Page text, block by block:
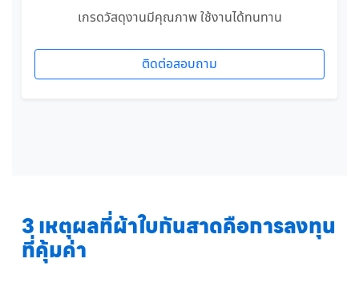
เกรดวัสดุงานมีคุณภาพ ใช้งานได้ทนทาน
ติดต่อสอบถาม
3 เหตุผลที่ผ้าใบกันสาดคือการลงทุน
ที่คุ้มค่า